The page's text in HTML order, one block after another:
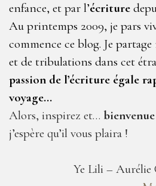
enfance, et par l’écriture
Au printemps 2009, je pars
commence ce blog. Je
et de tribulations dans cet
passion de l’écriture égale
voyage…
Alors, inspirez et…
j’espère qu’il vous plaira !
Ye Lili – Aurélie